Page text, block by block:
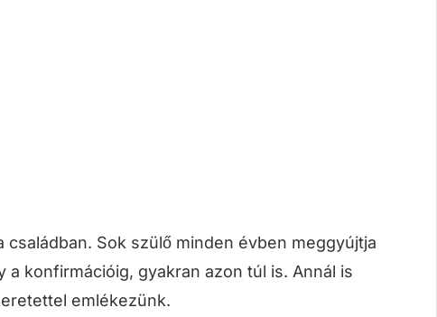
Sok szülő minden évben meggyújtja
konfirmációig, gyakran azon túl is. Annál is
emlékezünk.